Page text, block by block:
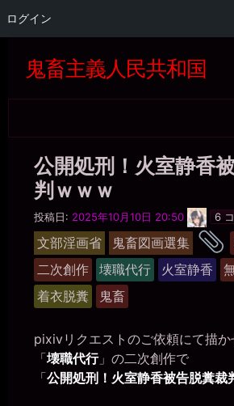
ログイン
ン
テ
ス
ッ
鬼畜主義人民共和国
公開処刑！火室静香
判ｗｗｗ
投稿日: 2025年10月10日 20:50
最
低
の
豚
小
屋
6
文部淫画省 鬼畜図画選集
二次創作
壊職代行 火室静香
着衣脱糞
鬼畜
pixivリクエストのご依頼にて描か
「壊職代行」の二次創作で
「公開処刑！火室静香被告脱糞裁